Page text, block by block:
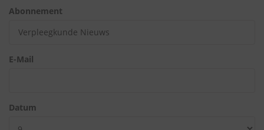
Abonnement
E-Mail
Datum